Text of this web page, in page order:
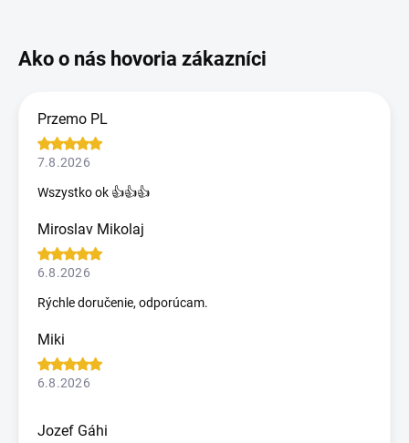
Przemo PL
7.8.2026
Wszystko ok 👍👍👍
Miroslav Mikolaj
6.8.2026
Rýchle doručenie, odporúcam.
Miki
6.8.2026
Jozef Gáhi